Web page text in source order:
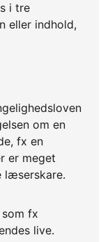
i tre
eller indhold,
om en
fx en
er meget
læserskare.
fx
live.